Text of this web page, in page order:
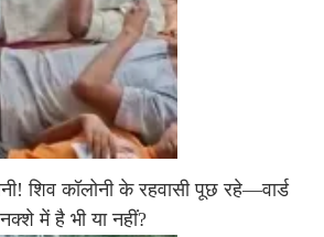
शिव कॉलोनी के रहवासी पूछ रहे—वार्ड
में है भी या नहीं?